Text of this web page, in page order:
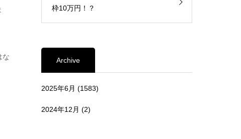
な
枠10万円！？
Archive
2025年6月 (1583)
2024年12月 (2)